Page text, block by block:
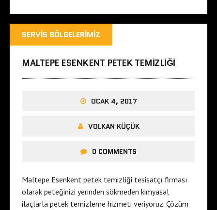
SERVIS BÖLGELERIMIZ
MALTEPE ESENKENT PETEK TEMIZLIĞI
OCAK 4, 2017
VOLKAN KÜÇÜK
0 COMMENTS
Maltepe Esenkent petek temizliği tesisatçı firması
olarak peteğinizi yerinden sökmeden kimyasal
ilaçlarla petek temizleme hizmeti veriyoruz. Çözüm